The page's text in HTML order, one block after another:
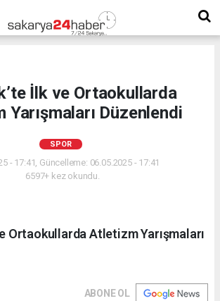
İlk ve Ortaokullarda
Düzenlendi
SPOR
- 17:41, Güncelleme: 06.05.2025 - 17:41
6597+ kez okundu.
Ortaokullarda Atletizm Yarışmaları
ABONE OL